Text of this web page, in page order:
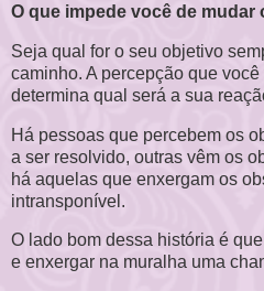
O que impede você de mudar
Seja qual for o seu objetivo
caminho. A percepção que
determina qual será a sua
Há pessoas que percebem os
a ser resolvido, outras vêm os
há aquelas que enxergam os
intransponível.
O lado bom dessa história é
e enxergar na muralha uma